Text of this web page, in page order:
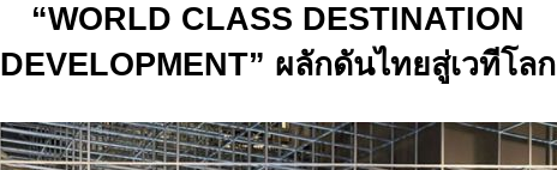
“WORLD CLASS DESTINATION
DEVELOPMENT” ผลักดันไทยสู่เวทีโลก